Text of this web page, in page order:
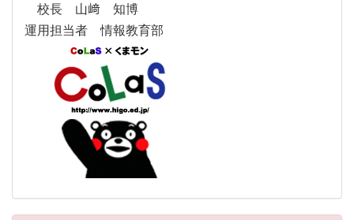
校長 山﨑 知博
運用担当者 情報教育部